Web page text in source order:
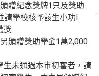
贈紀念獎牌1只及獎助
請學校核予該生小功l
獎
頒贈獎助學金1萬2,000
生未通過本市初審者，請